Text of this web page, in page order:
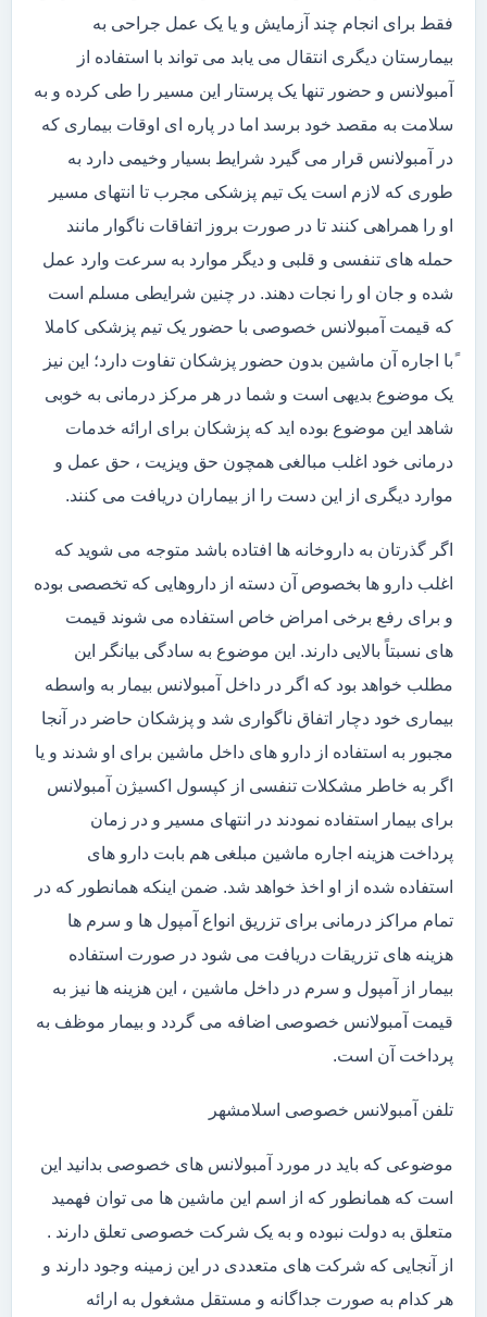
فقط برای انجام چند آزمایش و یا یک عمل جراحی به
بیمارستان دیگری انتقال می یابد می تواند با استفاده از
آمبولانس و حضور تنها یک پرستار این مسیر را طی کرده و به
سلامت به مقصد خود برسد اما در پاره ای اوقات بیماری که
در آمبولانس قرار می گیرد شرایط بسیار وخیمی دارد به
طوری که لازم است یک تیم پزشکی مجرب تا انتهای مسیر
او را همراهی کنند تا در صورت بروز اتفاقات ناگوار مانند
حمله های تنفسی و قلبی و دیگر موارد به سرعت وارد عمل
شده و جان او را نجات دهند. در چنین شرایطی مسلم است
که قیمت آمبولانس خصوصی با حضور یک تیم پزشکی کاملا
ًبا اجاره آن ماشین بدون حضور پزشکان تفاوت دارد؛ این نیز
یک موضوع بدیهی است و شما در هر مرکز درمانی به خوبی
شاهد این موضوع بوده اید که پزشکان برای ارائه خدمات
درمانی خود اغلب مبالغی همچون حق ویزیت ، حق عمل و
موارد دیگری از این دست را از بیماران دریافت می کنند.
اگر گذرتان به داروخانه ها افتاده باشد متوجه می شوید که
اغلب دارو ها بخصوص آن دسته از داروهایی که تخصصی بوده
و برای رفع برخی امراض خاص استفاده می شوند قیمت
های نسبتاً بالایی دارند. این موضوع به سادگی بیانگر این
مطلب خواهد بود که اگر در داخل آمبولانس بیمار به واسطه
بیماری خود دچار اتفاق ناگواری شد و پزشکان حاضر در آنجا
مجبور به استفاده از دارو های داخل ماشین برای او شدند و یا
اگر به خاطر مشکلات تنفسی از کپسول اکسیژن آمبولانس
برای بیمار استفاده نمودند در انتهای مسیر و در زمان
پرداخت هزینه اجاره ماشین مبلغی هم بابت دارو های
استفاده شده از او اخذ خواهد شد. ضمن اینکه همانطور که در
تمام مراکز درمانی برای تزریق انواع آمپول ها و سرم ها
هزینه های تزریقات دریافت می شود در صورت استفاده
بیمار از آمپول و سرم در داخل ماشین ، این هزینه ها نیز به
قیمت آمبولانس خصوصی اضافه می گردد و بیمار موظف به
پرداخت آن است.
تلفن آمبولانس خصوصی اسلامشهر
موضوعی که باید در مورد آمبولانس های خصوصی بدانید این
است که همانطور که از اسم این ماشین ها می توان فهمید
متعلق به دولت نبوده و به یک شرکت خصوصی تعلق دارند .
از آنجایی که شرکت های متعددی در این زمینه وجود دارند و
هر کدام به صورت جداگانه و مستقل مشغول به ارائه